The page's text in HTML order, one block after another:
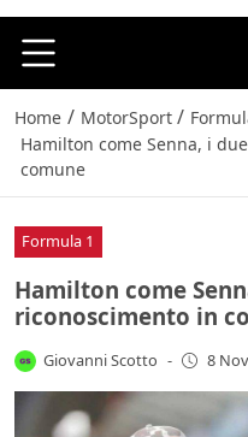
Home / MotorSport /
Hamilton come Senna, i
comune
Formula 1
Hamilton come
riconoscimento in
Giovanni Scotto - 8